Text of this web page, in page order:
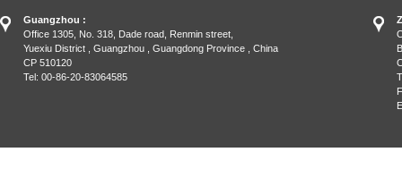
Guangzhou :
Office 1305, No. 318, Dade road, Renmin street,
Yuexiu District , Guangzhou , Guangdong Province , China
CP 510120
Tel: 00-86-20-83064585